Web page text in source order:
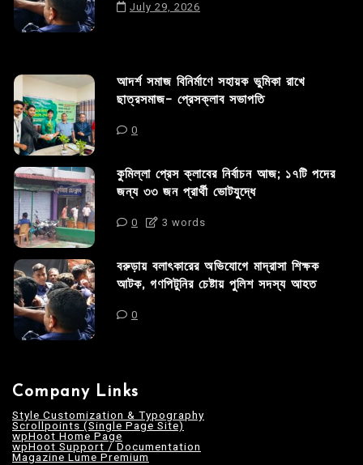
July 29, 2026
আদর্শ সমাজ বিনির্মাণে সহায়ক ভুমিকা রাখে
ছাত্রসমাজ- প্রেসক্লাব সভাপতি
0
কুমিল্লা প্রেস ক্লাবের নির্বাচন আজ; ১৭টি পদের
জন্য ৩৩ জন প্রার্থী ভোটযুদ্ধে
0 3 words
বরুড়ায় বলাৎকারের অভিযোগে মাদ্রাসা শিক্ষক
আটক, গণপিটুনির চেষ্টায় পুলিশ সদস্য আহত
0
Company Links
Style Customization & Typography
Scrollpoints (Single Page Site)
wpHoot Home Page
wpHoot Support / Documentation
Magazine Lume Premium